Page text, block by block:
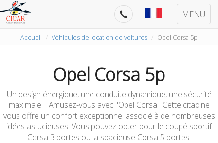
MENU
Accueil Véhicules de location de voitures Opel Corsa 5p
Opel Corsa 5p
Un design énergique, une conduite dynamique, une sécurité
maximale… Amusez-vous avec l'Opel Corsa ! Cette citadine
vous offre un confort exceptionnel associé à de nombreuses
idées astucieuses. Vous pouvez opter pour le coupé sportif
Corsa 3 portes ou la spacieuse Corsa 5 portes.